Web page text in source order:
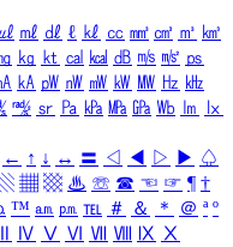
㎖ ㎗ ℓ ㎘ ㏄ ㎣ ㎤ ㎥ ㎦
㎏ ㏏ ㎈ ㎉ ㏈ ㎧ ㎨ ㎰
㎄ ㎺ ㎻ ㎽ ㎾ ㎿ ㎐ ㎑
㎯ ㏛ ㎩ ㎪ ㎫ ㎬ ㏝ ㏐
㏓
← ↑ ↓ ↔ 〓 ◁ ◀ ▷ ▶ ♤
▦ ▩ ♨ ☏ ☎ ☜ ☞ ¶ †
™ ㏂ ㏘ ℡ ＃ ＆ ＊ ＠ ª º
Ⅳ Ⅴ Ⅵ Ⅶ Ⅷ Ⅸ Ⅹ